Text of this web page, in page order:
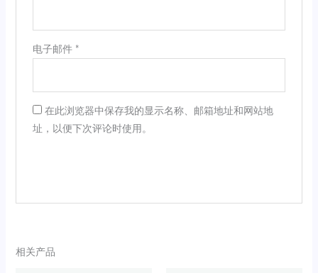
电子邮件 *
在此浏览器中保存我的显示名称、邮箱地址和网站地
址，以便下次评论时使用。
相关产品